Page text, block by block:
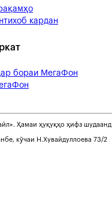
кардан
бораи МегаФон
Ҳамаи ҳуқуқҳо ҳифз шудаанд
кӯчаи Н.Хувайдуллоева 73/2